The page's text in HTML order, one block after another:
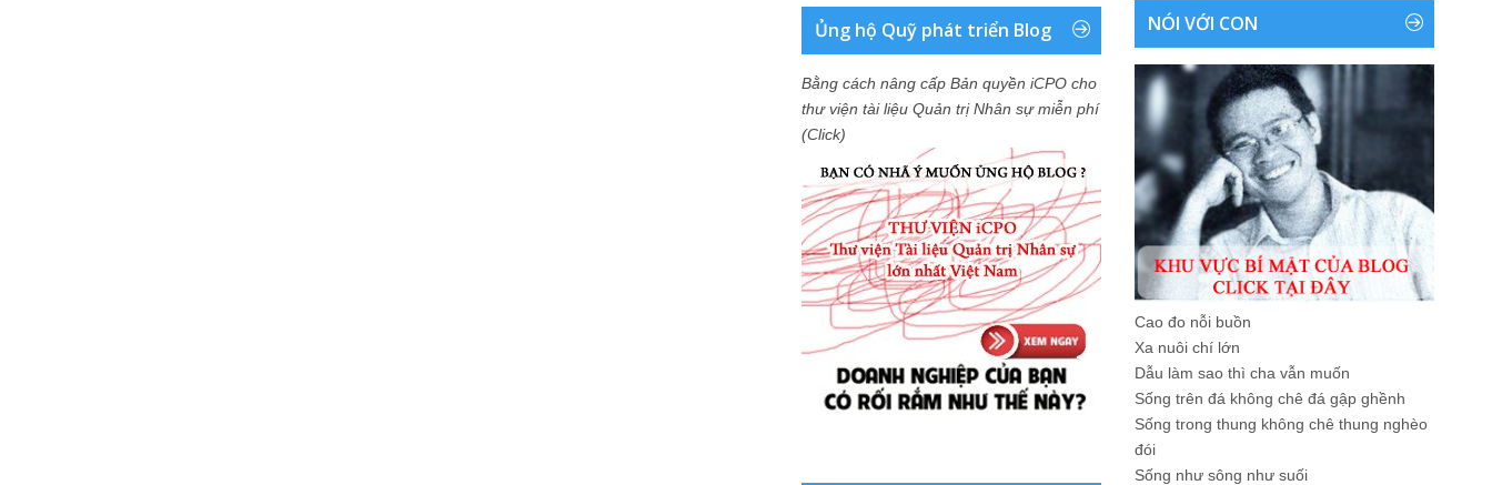
Ủng hộ Quỹ phát triển Blog
Bằng cách nâng cấp Bản quyền iCPO cho
thư viện tài liệu Quản trị Nhân sự miễn phí
(Click)
NÓI VỚI CON
Cao đo nỗi buồn
Xa nuôi chí lớn
Dẫu làm sao thì cha vẫn muốn
Sống trên đá không chê đá gập ghềnh
Sống trong thung không chê thung nghèo
đói
Sống như sông như suối